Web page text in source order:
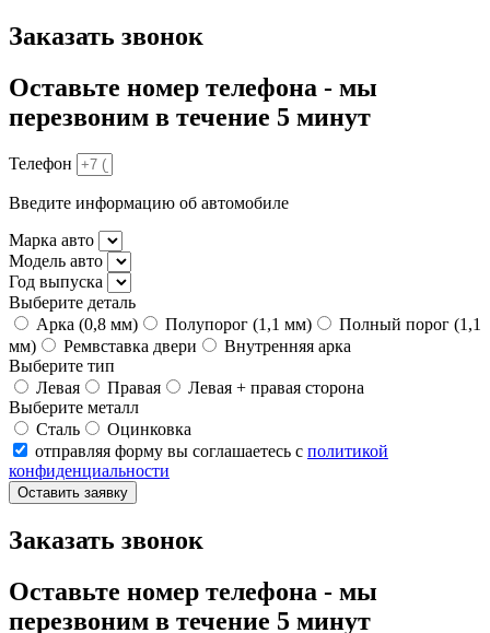
Заказать звонок
Оставьте номер телефона - мы
перезвоним в течение 5 минут
Телефон
Введите информацию об автомобиле
Марка авто
Модель авто
Год выпуска
Выберите деталь
Арка (0,8 мм)
Полупорог (1,1 мм)
Полный порог (1,1
мм)
Ремвставка двери
Внутренняя арка
Выберите тип
Левая
Правая
Левая + правая сторона
Выберите металл
Сталь
Оцинковка
отправляя форму вы соглашаетесь с политикой
конфиденциальности
Оставить заявку
Заказать звонок
Оставьте номер телефона - мы
перезвоним в течение 5 минут